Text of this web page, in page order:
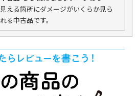
見える箇所にダメージがいくらか見ら
れる中古品です。